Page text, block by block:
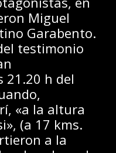
Miguel
Garabento.
testimonio
21.20 h del
«a la altura
(a 17 kms.
a la